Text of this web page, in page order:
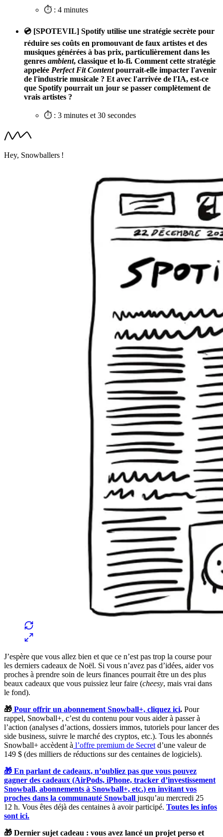
⏱️ : 4 minutes
💿 [SPOTEVIL] Spotify utilise une stratégie secrète pour
réduire ses coûts en promouvant de faux artistes et des
musiques générées à bas prix, particulièrement dans les
genres ambient, classique et lo-fi. Comment cette stratégie
appelée Perfect Fit Contentpourrait-elle impacter l'avenir
de l'industrie musicale ? Et avec l'arrivée de l'IA, est-ce
que Spotify pourrait un jour se passer complètement de
vrais artistes ?
⏱️ : 3 minutes et 30 secondes
Hey, Snowballers !
J’espère que vous allez bien et que ce n’est pas trop la course pour
les derniers cadeaux de Noël. Si vous n’avez pas d’idées, aider vos
proches à prendre soin de leurs finances pourrait être un des plus
beaux cadeaux que vous puissiez leur faire (cheesy, mais vrai dans
le fond).
🎁 Pour offrir un abonnement Snowball+, cliquez ici. Pour
rappel, Snowball+, c’est du contenu pour vous aider à passer à
l’action (analyses d’actions, dossiers immos, tutoriels pour lancer des
side business, suivre le marché des cryptos, etc.). Tous les abonnés
Snowball+ accèdent à l’offre premium de Secret d’une valeur de
149 $ (des milliers de réductions sur des centaines de logiciels).
🎁 En parlant de cadeaux, n’oubliez pas que vous pouvez
gagner des cadeaux (AirPods, iPhone, tracker d’investissement
Snowball, abonnements à Snowball+, etc.) en invitant vos
proches dans la communauté Snowball jusqu’au mercredi 25
12 h. Vous êtes déjà des centaines à avoir participé. Toutes les infos
sont ici.
🎁 Dernier sujet cadeau : vous avez lancé un projet perso et